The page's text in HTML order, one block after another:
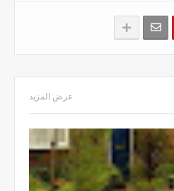
عرض المزيد